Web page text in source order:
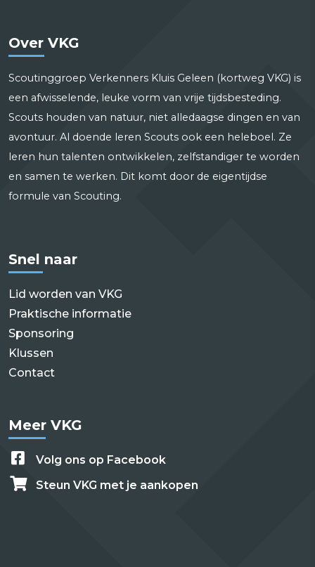
Over VKG
Scoutinggroep Verkenners Kluis Geleen (kortweg VKG) is
een afwisselende, leuke vorm van vrije tijdsbesteding.
Scouts houden van natuur, niet alledaagse dingen en van
avontuur. Al doende leren Scouts ook een heleboel. Ze
leren hun talenten ontwikkelen, zelfstandiger te worden
en samen te werken. Dit komt door de eigentijdse
formule van Scouting.
Snel naar
Lid worden van VKG
Praktische informatie
Sponsoring
Klussen
Contact
Meer VKG
Volg ons op Facebook
Steun VKG met je aankopen